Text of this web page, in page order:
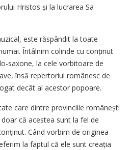
Hristos și la lucrarea Sa
este răspândit la toate
Întâlnim colinde cu conținut
saxone, la cele vorbitoare de
însă repertoriul românesc de
decât al acestor popoare.
care dintre provinciile românești
că acestea sunt la fel de
Când vorbim de originea
la faptul că ele sunt creația